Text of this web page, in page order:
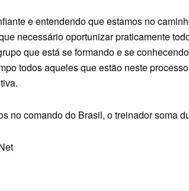
e entendendo que estamos no
necessário oportunizar praticamente
que está se formando e se
todos aqueles que estão neste
no comando do Brasil, o treinador soma